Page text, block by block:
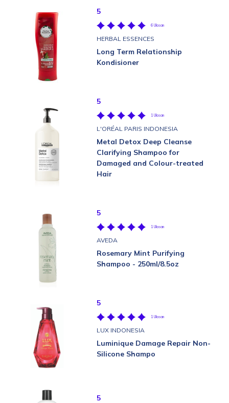
5
6 Ulasan
HERBAL ESSENCES
Long Term Relationship
Kondisioner
5
1 Ulasan
L'ORÉAL PARIS INDONESIA
Metal Detox Deep Cleanse
Clarifying Shampoo for
Damaged and Colour-treated
Hair
5
1 Ulasan
AVEDA
Rosemary Mint Purifying
Shampoo - 250ml/8.5oz
5
1 Ulasan
LUX INDONESIA
Luminique Damage Repair Non-
Silicone Shampo
5